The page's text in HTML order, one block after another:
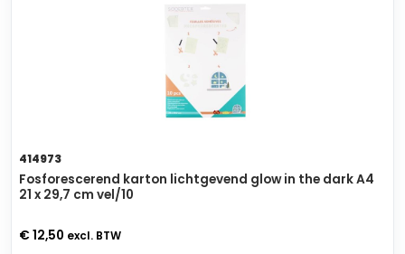
414973
Fosforescerend karton lichtgevend glow in the dark A4
21 x 29,7 cm vel/10
€ 12,50 excl. BTW